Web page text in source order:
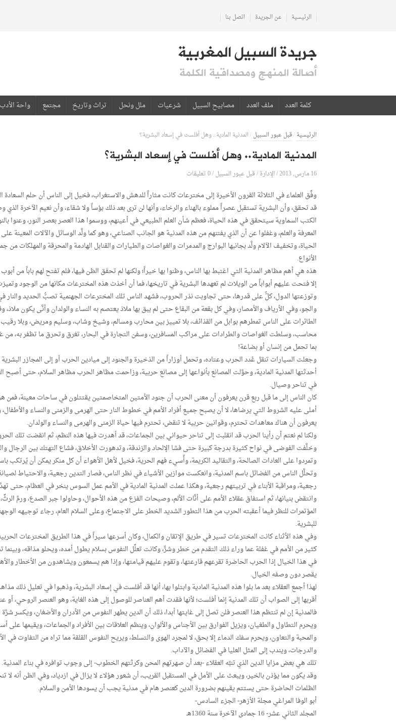
الرئيسية عن الجريدة اتصل بنا
جريدة السبيل المغربية
أصالة المنهج ومصداقية الكلمة
كلمة العدد ملف العدد مصابيح السبيل شرعيات ملل ونحل تراث وتاريخ مجتمع واحة الأدب
الرئيسية/قبل عبور السبيل/المدنية المادية.. وهل أفلست في إسعاد البشرية؟
المدنية المادية.. وهل أفلست في إسعاد البشرية؟
16 مارس, 2013 /الإدارة/قبل عبور السبيل/0 تعليقات
وفِّق العلماء في الثلاثة القرون الأخيرة إلى مخترعات كانت مثاراً للدهش والاستغراب، فخيل إلى الناس أن حلم السعادة
قد تحقق، وأن البشرية تستقبل عصراً مملوء بالهناء والرخاء، وأنها لن ترى بعد ذلك بؤساً ولا شقاء، وأن نعيم الآخرة
الكتب السماوية سيتحقق في هذه الحياة، فعظم شأن العلم الطبيعي في أعينهم، ووسموا هذا العصر بعصر النور، وعنوا
المعرفة والعلم، وغفلوا عن أن الذي يفتنهم من هذه المدنية هو الجانب الصناعي، وهو كما ولَّد الوسائل والآلات المعينة
الحياة، وتخفيف الآلام ولَّد بجانبها البوارج والمدمرات والغواصات والطيارات والقنابل الهادمة والمحرقة والمهلكات من
الأنواع.
هذه هي أهم مظاهر المدنية التي اغتبط بها الناس، وظنوا بها خيراً؛ ولكنها لم تحقق الظن فيها، فلم تفتح لهم باباً من أبوب
إلا فتحت عليهم أبواباً من الويلات لم تعهدها البشرية في تاريخها، فما أن أخذت هذه المخترعات مكانها من الوجود
وتوزعتها الدول، كلٌّ على قدرها، حتى تجاوبت نذر الحروب، فشهد الناس تلك المخترعات الجهنمية تصبُّ الحديد والنار
والجو، وفي الأرياف والأمصار، وفي كل بقعة من البقاع حتى لم يبق بها ملاذ يعتصم به النساء والولدان وأنَّى يكون
الطائرات على الناس تمطرهم بوابل من القذائف، بلا تمييز بين محارب ومسالم، وشيخ وشاب، وسليم ومريض، وبلا رقيب
محاسب، وسلطت الغواصات والطرادات على مراكب المسافرين، وسفن التجارة في البحار، تغرق وتحرق ما تظفر به، من
بما تحمل من إنسان أو بضاعة!
وجعلت السيارات تنقل عُدد الحرب وعتاده، وتحمل أوزاراً من الذخيرة والجنود إلى ميادين الحرب أو إلى المجازر البشرية
أحدثتها المدنية المادية، وحوَّلت المصانع بأنواعها إلى مصانع حربية، وزاحمت مظاهر الحرب مظاهر السلام، حتى أصبح
في تناحر وصيال.
كان الناس إلى ما قبل ربع قرن يعرفون أن معنى الحرب أن جنود الأمتين المتخاصمتين يقتتلون في ساحات معينة،
أملى عليه الشروط التي يرضاها، لا أن يصبح جميع أفراد الأمم في خطوط النار حتى الهرمى والزمنى والنساء والأطفال،
يعرفون أن هناك معاهدات تحترم، وقوانين حربية لا تنقض، تحترم فيها حياة الزمنى والهرمى والنساء والولدان.
ولكنا لم نعتم أن رأينا الحرب قد انقلبت إلى تناحر حيواني بين الجماعات، قد أهدرت فيها هذه النظم، ثم انقضت تلك
وخلَّفت الفوضى في نواح كثيرة بدرجة كبيرة حتى فشا الإلحاد والزندقة، وتدهورت الأخلاق، فشاع التهتك بين الرجال
وتمردوا على العادات الصالحة، والتقاليد الكريمة، وأُسيء فهم الحرية، فخيل لأهل الأهواء أن كل منكر يمكن أن يُرتكب
وتحلَّل الناس من الفضائل باسم المدنية، وانعكست موازين الأشياء في نظر الناس، فصار التدين رجعية، والاحتياط
رجعية، ومراقبة الأبناء في تربيتهم رجعية، وهكذا عملت المدنية المادية في الأمم عمل السوس ينخر في العظام، حتى
وانتقض بنيانها، ثم استفاق عقلاء الأمم على أنَّات الألم، وصيحات الفزع من هذه الأحوال، وحاولوا جبر الصدع، ورمَّ
المؤتمرات للنظر فيما أعقبته الحرب من هذا التطور الشديد الخطر على الاجتماع، وعلى السلام العام، رجاء توجيهه
للبشرية.
وفي هذه الأثناء كانت المخترعات تسير في طريق الإتقان والكمال، وكان أسرعها سيراً في هذا الطريق المخترعات
كثير من الأمم في غفلة عما وراء ذلك التقدم من خطر وشرٍّ، وكانت تعلِّل النفوس بسلام يطول أمده، ويحلو مذاقه، وبينما
في هذا الخيال إذا الحرب الحاضرة تقرعهم قارعتها، وتقوم عليهم قيامتها، وإذا هم يسمعون ويشاهدون من الأخطار
يقصر دون وصفه الخيال.
لهذا أجمع العقلاء بعد ما بلوا هذه المدنية المادية وابتلوا بها، أنها قد أفلست في إسعاد البشرية، وذهبوا في تعليل ذلك
أقربها إلى الصواب أن تلك المدنية إنما أفلست؛ لأنها فقدت أهم العناصر للوصول إلى هذه الغاية، وهو العنصر الروحي، أو
فالمدنية إن لم تنتظم هذا العنصر فلن تصل إلى غايتها أبدا، ذلك أن الدين يطهر النفوس من الأدران والأضغان، ويكسر شرَّة
ويحرم التطاول والطغيان، ويزيل الفوارق بين الأجناس والألوان، وينظم العلاقات بين الأفراد والجماعات، ويقيمها على
والمحبة والتعاون، ويحرم سفك الدماء إلا بحق، لا لمجرد الهوى والتسلط، ويريح النفوس القلقة مما تراه من التفاوت في
والدرجات، ويندب إلى المثل العليا في الفضائل والآداب.
تلك هي بعض مزايا الدين الذي تنبَّه العقلاء -بعد أن صهرتهم المحن وكرثتهم الخطوب- إلى وجوب توافره في بناء المدنية.
وقد يكون مما يؤذن بالخير، ويبعث على الأمل في المستقبل القريب، أن شعور هؤلاء لا يزال في ازدياد، وفي الظن أنه لا
الظلمات الحاضرة حتى يستتم يقينهم بضرورة الدين كعنصر هام في مدنية يجب أن يسودها الأمن والسلام.
أبو الوفا المراغي مجلة الأزهر- الجزء السادس-
المجلد الثاني عشر- 16 جمادى الآخرة سنة 1360هـ